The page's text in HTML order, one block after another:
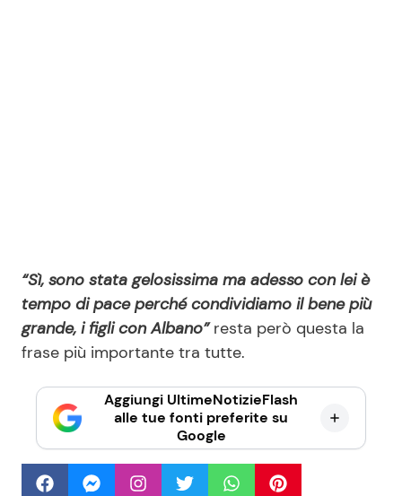
“Sì, sono stata gelosissima ma adesso con lei è
tempo di pace perché condividiamo il bene più
grande, i figli con Albano”resta però questa la
frase più importante tra tutte.
Aggiungi UltimeNotizieFlash
alle tue fonti preferite su
Google